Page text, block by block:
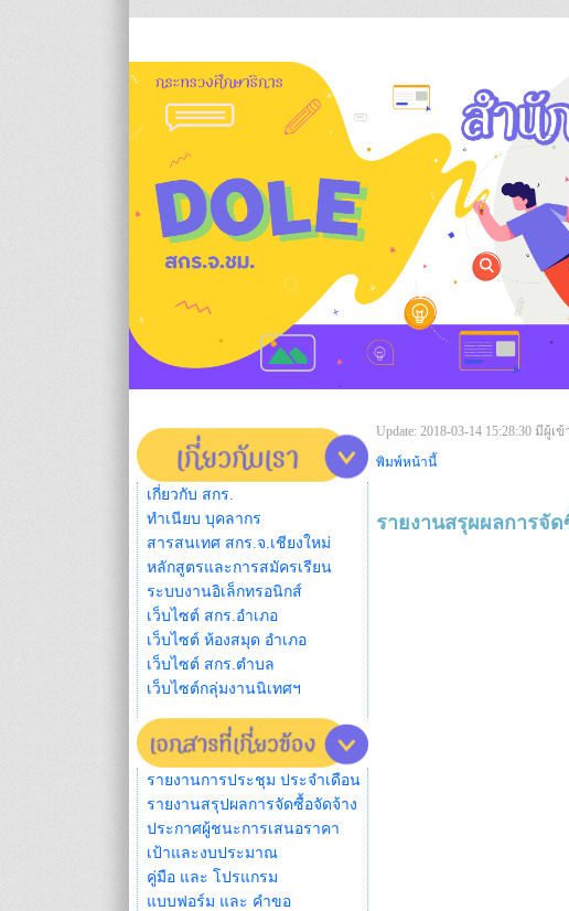
เกี่ยวกับ สกร.
ทำเนียบ บุคลากร
สารสนเทศ สกร.จ.เชียงใหม่
หลักสูตรและการสมัครเรียน
ระบบงานอิเล็กทรอนิกส์
เว็บไซต์ สกร.อำเภอ
เว็บไซต์ ห้องสมุด อำเภอ
เว็บไซต์ สกร.ตำบล
เว็บไซต์กลุ่มงานนิเทศฯ
รายงานการประชุม ประจำเดือน
รายงานสรุปผลการจัดซื้อจัดจ้าง
ประกาศผู้ชนะการเสนอราคา
เป้าและงบประมาณ
คู่มือ และ โปรแกรม
แบบฟอร์ม และ คำขอ
Update: 2018-03-14 15:28:30 มีผู้เข้
พิมพ์หน้านี้
รายงานสรุผผลการจั